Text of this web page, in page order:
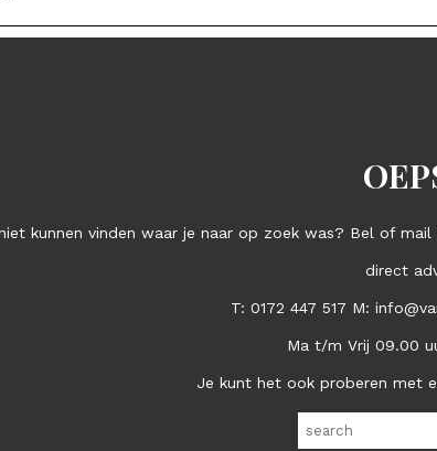
kunnen vinden waar je naar op zoek was? Bel of
direct
T: 0172 447 517 M:
Ma t/m Vrij 09.00
Je kunt het ook proberen met